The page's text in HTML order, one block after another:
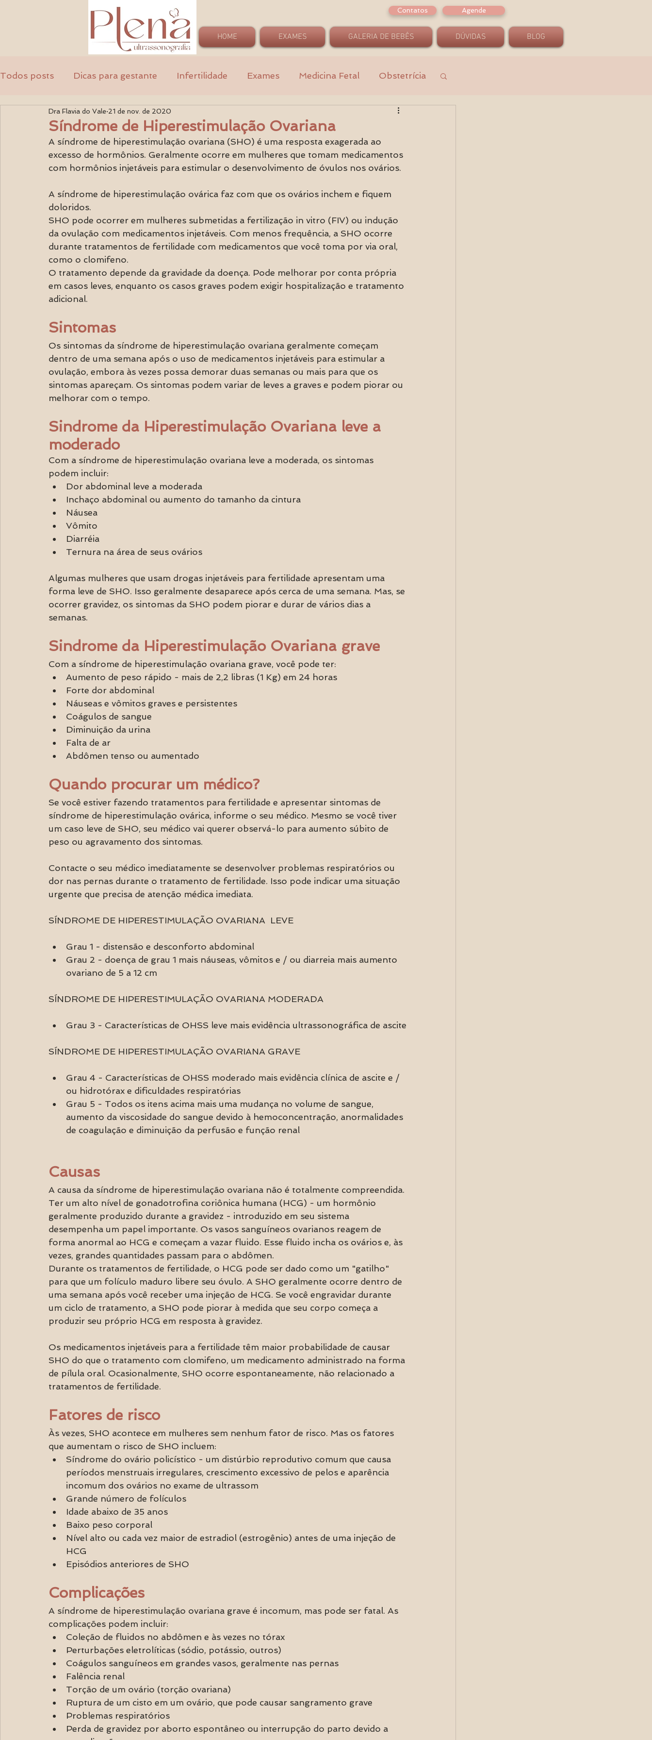
Contatos Agende
HOME EXAMES GALERIA DE BEBÊS DÚVIDAS BLOG
Todos posts Dicas para gestante Infertilidade Exames Medicina Fetal Obstetrícia
Ginecologia Médicos
Síndrome de Hiperestimulação Ovariana
Dra Flavia do Vale 21 de nov. de 2020
A síndrome de hiperestimulação ovariana (SHO) é uma resposta exagerada ao
excesso de hormônios. Geralmente ocorre em mulheres que tomam medicamentos
com hormônios injetáveis ​​para estimular o desenvolvimento de óvulos nos ovários.
A síndrome de hiperestimulação ovárica faz com que os ovários inchem e fiquem
doloridos.
SHO pode ocorrer em mulheres submetidas a fertilização in vitro (FIV) ou indução
da ovulação com medicamentos injetáveis. Com menos frequência, a SHO ocorre
durante tratamentos de fertilidade com medicamentos que você toma por via oral,
como o clomifeno.
O tratamento depende da gravidade da doença. Pode melhorar por conta própria
em casos leves, enquanto os casos graves podem exigir hospitalização e tratamento
adicional.
Sintomas
Os sintomas da síndrome de hiperestimulação ovariana geralmente começam
dentro de uma semana após o uso de medicamentos injetáveis ​​para estimular a
ovulação, embora às vezes possa demorar duas semanas ou mais para que os
sintomas apareçam. Os sintomas podem variar de leves a graves e podem piorar ou
melhorar com o tempo.
Sindrome da Hiperestimulação Ovariana leve a
moderado
Com a síndrome de hiperestimulação ovariana leve a moderada, os sintomas
podem incluir:
Dor abdominal leve a moderada
Inchaço abdominal ou aumento do tamanho da cintura
Náusea
Vômito
Diarréia
Ternura na área de seus ovários
Algumas mulheres que usam drogas injetáveis ​​para fertilidade apresentam uma
forma leve de SHO. Isso geralmente desaparece após cerca de uma semana. Mas, se
ocorrer gravidez, os sintomas da SHO podem piorar e durar de vários dias a
semanas.
Sindrome da Hiperestimulação Ovariana grave
Com a síndrome de hiperestimulação ovariana grave, você pode ter:
Aumento de peso rápido - mais de 2,2 libras (1 Kg) em 24 horas
Forte dor abdominal
Náuseas e vômitos graves e persistentes
Coágulos de sangue
Diminuição da urina
Falta de ar
Abdômen tenso ou aumentado
Quando procurar um médico?
Se você estiver fazendo tratamentos para fertilidade e apresentar sintomas de
síndrome de hiperestimulação ovárica, informe o seu médico. Mesmo se você tiver
um caso leve de SHO, seu médico vai querer observá-lo para aumento súbito de
peso ou agravamento dos sintomas.
Contacte o seu médico imediatamente se desenvolver problemas respiratórios ou
dor nas pernas durante o tratamento de fertilidade. Isso pode indicar uma situação
urgente que precisa de atenção médica imediata.
SÍNDROME DE HIPERESTIMULAÇÃO OVARIANA  LEVE
Grau 1 - distensão e desconforto abdominal
Grau 2 - doença de grau 1 mais náuseas, vômitos e / ou diarreia mais aumento
ovariano de 5 a 12 cm
SÍNDROME DE HIPERESTIMULAÇÃO OVARIANA MODERADA
Grau 3 - Características de OHSS leve mais evidência ultrassonográfica de ascite
SÍNDROME DE HIPERESTIMULAÇÃO OVARIANA GRAVE
Grau 4 - Características de OHSS moderado mais evidência clínica de ascite e /
ou hidrotórax e dificuldades respiratórias
Grau 5 - Todos os itens acima mais uma mudança no volume de sangue,
aumento da viscosidade do sangue devido à hemoconcentração, anormalidades
de coagulação e diminuição da perfusão e função renal
Causas
A causa da síndrome de hiperestimulação ovariana não é totalmente compreendida.
Ter um alto nível de gonadotrofina coriônica humana (HCG) - um hormônio
geralmente produzido durante a gravidez - introduzido em seu sistema
desempenha um papel importante. Os vasos sanguíneos ovarianos reagem de
forma anormal ao HCG e começam a vazar fluido. Esse fluido incha os ovários e, às
vezes, grandes quantidades passam para o abdômen.
Durante os tratamentos de fertilidade, o HCG pode ser dado como um "gatilho"
para que um folículo maduro libere seu óvulo. A SHO geralmente ocorre dentro de
uma semana após você receber uma injeção de HCG. Se você engravidar durante
um ciclo de tratamento, a SHO pode piorar à medida que seu corpo começa a
produzir seu próprio HCG em resposta à gravidez.
Os medicamentos injetáveis ​​para a fertilidade têm maior probabilidade de causar
SHO do que o tratamento com clomifeno, um medicamento administrado na forma
de pílula oral. Ocasionalmente, SHO ocorre espontaneamente, não relacionado a
tratamentos de fertilidade.
Fatores de risco
Às vezes, SHO acontece em mulheres sem nenhum fator de risco. Mas os fatores
que aumentam o risco de SHO incluem:
Síndrome do ovário policístico - um distúrbio reprodutivo comum que causa
períodos menstruais irregulares, crescimento excessivo de pelos e aparência
incomum dos ovários no exame de ultrassom
Grande número de folículos
Idade abaixo de 35 anos
Baixo peso corporal
Nível alto ou cada vez maior de estradiol (estrogênio) antes de uma injeção de
HCG
Episódios anteriores de SHO
Complicações
A síndrome de hiperestimulação ovariana grave é incomum, mas pode ser fatal. As
complicações podem incluir:
Coleção de fluidos no abdômen e às vezes no tórax
Perturbações eletrolíticas (sódio, potássio, outros)
Coágulos sanguíneos em grandes vasos, geralmente nas pernas
Falência renal
Torção de um ovário (torção ovariana)
Ruptura de um cisto em um ovário, que pode causar sangramento grave
Problemas respiratórios
Perda de gravidez por aborto espontâneo ou interrupção do parto devido a